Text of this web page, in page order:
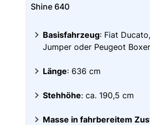
Shine 640
Basisfahrzeug: Fiat
Jumper oder Peugeot Boxer
Länge: 636 cm
Stehhöhe: ca. 190,5 cm
Masse in fahrbereitem